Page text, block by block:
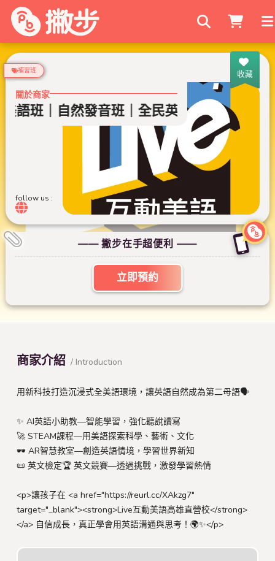
搜尋商家
收藏
補習班
關於商家
班｜自然發音班｜全民英檢班｜課輔班
follow us :
—— 撇步在手超便利 ——
立即預約
商家介紹 / Introduction
用新科技打造沉浸式全美語環境，讓英語自然成為第二母語🗣️
✨ AI英語小助教—智能學習，強化聽說讀寫
🚀 STEAM課程—用美語探索科學、藝術、文化
🕶 AR智慧教室—創造英語情境，學習世界新知
📜 英文檢定🏆 英文競賽—透過挑戰，激發學習熱情
<p>讓孩子在 <a href="https://reurl.cc/XAkzg7"
target="_blank"><strong>Live互動美語高雄直營校</strong>
</a> 自信成長，真正學會用英語溝通與思考！🌍✨</p>